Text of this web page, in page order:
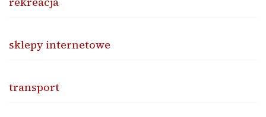
sklepy internetowe
transport